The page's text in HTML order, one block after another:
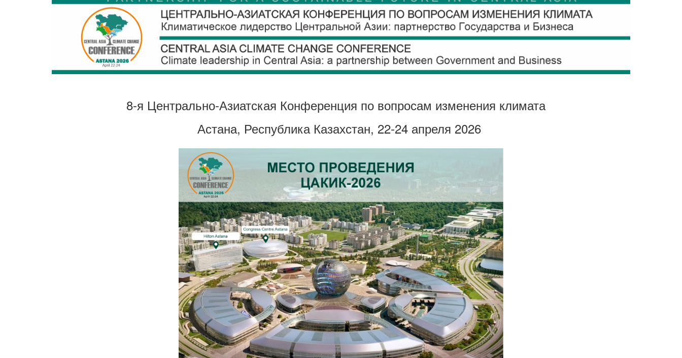
8-я Центрально-Азиатская Конференция по вопросам изменения климата
Астана, Республика Казахстан, 22-24 апреля 2026